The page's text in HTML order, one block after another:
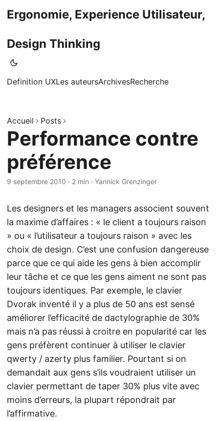
Ergonomie, Experience Utilisateur,
Design Thinking
Definition UXLes auteursArchivesRecherche
Accueil Posts
Performance contre
préférence
9 septembre 2010 · 2 min · Yannick Grenzinger
Les designers et les managers associent souvent
la maxime d’affaires : « le client a toujours raison
» ou « l’utilisateur a toujours raison » avec les
choix de design. C’est une confusion dangereuse
parce que ce qui aide les gens à bien accomplir
leur tâche et ce que les gens aiment ne sont pas
toujours identiques. Par exemple, le clavier
Dvorak inventé il y a plus de 50 ans est sensé
améliorer l’efficacité de dactylographie de 30%
mais n’a pas réussi à croitre en popularité car les
gens préfèrent continuer à utiliser le clavier
qwerty / azerty plus familier. Pourtant si on
demandait aux gens s’ils voudraient utiliser un
clavier permettant de taper 30% plus vite avec
moins d’erreurs, la plupart répondrait par
l’affirmative.